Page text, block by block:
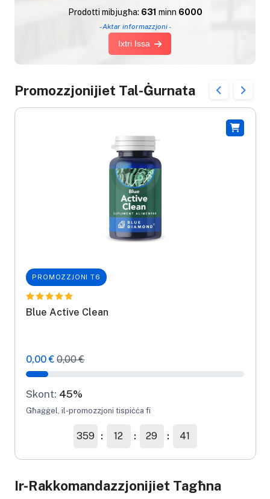
Prodotti mibjugħa: 631 minn 6000
- Aktar informazzjoni -
Ixtri Issa
Promozzjonijiet Tal-Ġurnata
PROMOZZJONI T6
Blue Active Clean
0,00 €0,00 €
Skont: 45%
Għaġġel, il-promozzjoni tispiċċa fi
359 12 29 40
Ir-Rakkomandazzjonijiet Tagħna